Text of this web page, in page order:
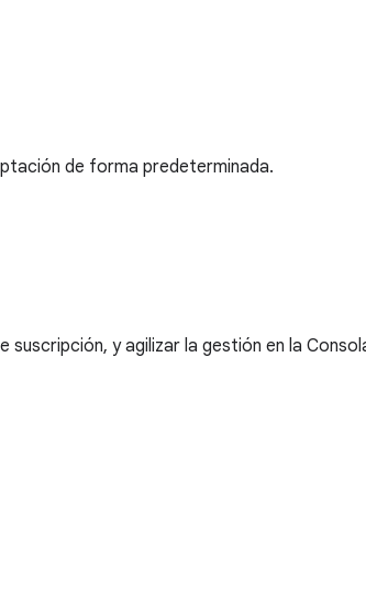
de forma predeterminada.
y agilizar la gestión en la